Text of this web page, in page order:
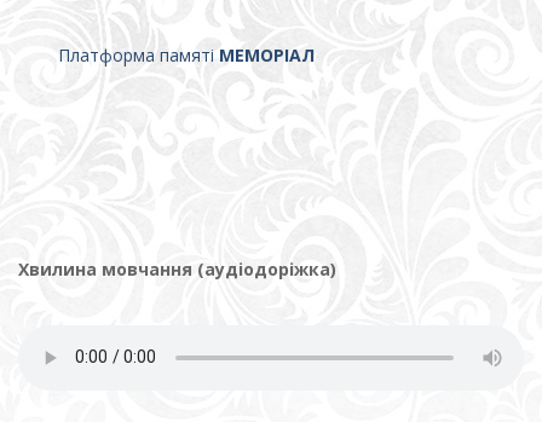
Платформа памяті МЕМОРІАЛ
Хвилина мовчання (аудіодоріжка)